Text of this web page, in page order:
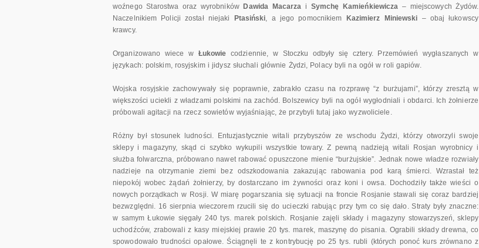
woźnego Starostwa oraz wyrobników Dawida Macarza i Symchę Kamieńkiewicza – miejscowych Żydów.
Naczelnikiem Policji został niejaki
Ptasiński, a jego pomocnikiem Kazimierz Miniewski – obaj łukowscy
krawcy.
Organizowano wiece w Łukowie codziennie, w Stoczku odbyły się cztery. Przemówień wygłaszanych w
językach: polskim, rosyjskim i jidysz słuchali głównie Żydzi, Polacy byli na ogół w roli gapiów.
Wojska rosyjskie zachowywały się poprawnie, zabrakło czasu na rozprawę “z burżujami”, którzy zresztą w
większości uciekli z władzami polskimi na zachód. Bolszewicy byli na ogół wygłodniali i obdarci. Ich żołnierze
próbowali agitacji na rzecz sowietów wyjaśniając, że przybyli tutaj jako wyzwoliciele.
Różny był stosunek ludności. Entuzjastycznie witali przybyszów ze wschodu Żydzi, którzy otworzyli swoje
sklepy i magazyny, skąd ci szybko wykupili wszystkie towary. Z pewną nadzieją witali Rosjan wyrobnicy i
służba folwarczna, próbowano nawet rabować opuszczone mienie “burżujskie”. Jednak nowe władze rozwiały
nadzieje na otrzymanie ziemi bez odszkodowania zakazując rabowania pod karą śmierci. Wzrastał też
niepokój wobec żądań żołnierzy, by dostarczano im żywności oraz koni i owsa. Dochodziły także wieści o
nowych porządkach w Rosji. W miarę pogarszania się sytuacji na froncie Rosjanie stawali się coraz bardziej
bezwzględni. 16 sierpnia wieczorem rzucili się do ucieczki rabując przy tym co się dało. Straty były znaczne:
w samym Łukowie sięgały 240 tys. marek polskich. Rosjanie zajęli składy i magazyny stowarzyszeń, sklepy
uchodźców, zrabowali z kasy miejskiej prawie 20 tys. marek, maszynę do pisania. Ograbili składy drewna, co
spowodowało trudności opałowe. Ściągnęli te z kontrybucję po 25 tys. rubli (których ponoć kurs zrównano z